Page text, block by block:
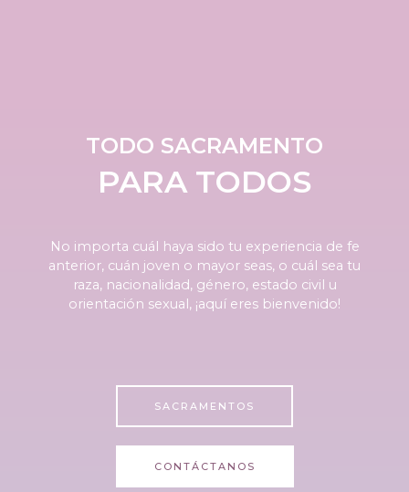
TODO SACRAMENTO
PARA TODOS
No importa cuál haya sido tu experiencia de fe
anterior, cuán joven o mayor seas, o cuál sea tu
raza, nacionalidad, género, estado civil u
orientación sexual, ¡aquí eres bienvenido!
SACRAMENTOS
CONTÁCTANOS